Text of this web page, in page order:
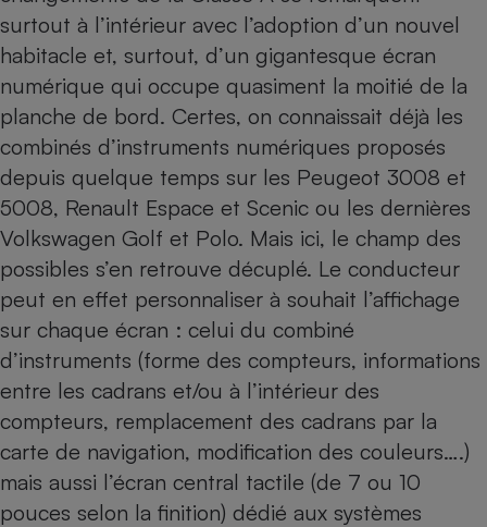
surtout à l’intérieur avec l’adoption d’un nouvel
habitacle et, surtout, d’un gigantesque écran
numérique qui occupe quasiment la moitié de la
planche de bord. Certes, on connaissait déjà les
combinés d’instruments numériques proposés
depuis quelque temps sur les Peugeot 3008 et
5008, Renault Espace et Scenic ou les dernières
Volkswagen Golf et Polo. Mais ici, le champ des
possibles s’en retrouve décuplé. Le conducteur
peut en effet personnaliser à souhait l’affichage
sur chaque écran : celui du combiné
d’instruments (forme des compteurs, informations
entre les cadrans et/ou à l’intérieur des
compteurs, remplacement des cadrans par la
carte de navigation, modification des couleurs….)
mais aussi l’écran central tactile (de 7 ou 10
pouces selon la finition) dédié aux systèmes